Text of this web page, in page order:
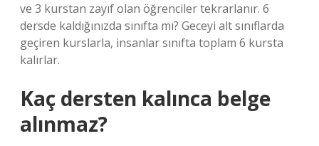
ve 3 kurstan zayıf olan öğrenciler tekrarlanır. 6
dersde kaldığınızda sınıfta mı? Geceyi alt sınıflarda
geçiren kurslarla, insanlar sınıfta toplam 6 kursta
kalırlar.
Kaç dersten kalınca belge
alınmaz?